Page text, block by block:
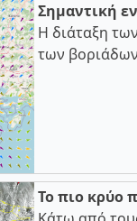
Σημαντική
Η διάταξη
των
Το πιο κρύο